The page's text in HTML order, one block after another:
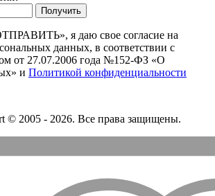
я даю свое согласие на
данных, в соответствии с
от 27.07.2006 года №152-ФЗ «О
и Политикой конфиденциальности
© 2005 - 2026. Все права защищены.